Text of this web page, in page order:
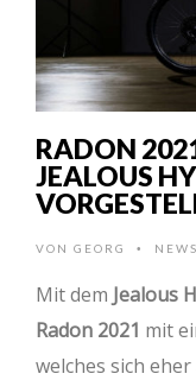
RADON
JEALOUS
VON GEORG • NEWS
Mit dem Jealous
Radon 2021 mit
welches sich